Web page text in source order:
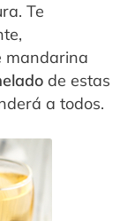
Te
mandarina
de estas
a todos.